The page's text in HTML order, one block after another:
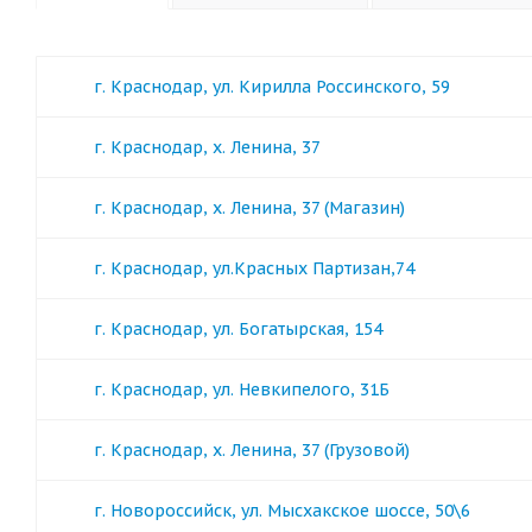
г. Краснодар, ул. Кирилла Россинского, 59
г. Краснодар, х. Ленина, 37
г. Краснодар, х. Ленина, 37 (Магазин)
г. Краснодар, ул.Красных Партизан,74
г. Краснодар, ул. Богатырская, 154
г. Краснодар, ул. Невкипелого, 31Б
г. Краснодар, х. Ленина, 37 (Грузовой)
г. Новороссийск, ул. Мысхакское шоссе, 50\6